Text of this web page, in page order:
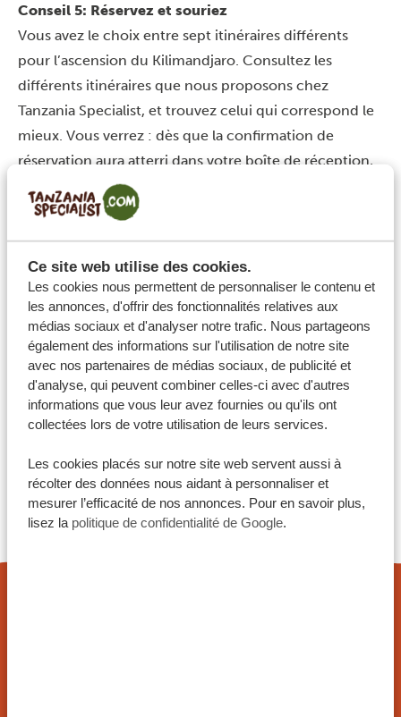
Ce site web utilise des cookies.
Les cookies nous permettent de personnaliser le contenu et
les annonces, d'offrir des fonctionnalités relatives aux
médias sociaux et d'analyser notre trafic. Nous partageons
également des informations sur l'utilisation de notre site
avec nos partenaires de médias sociaux, de publicité et
d'analyse, qui peuvent combiner celles-ci avec d'autres
informations que vous leur avez fournies ou qu'ils ont
collectées lors de votre utilisation de leurs services.
Les cookies placés sur notre site web servent aussi à
récolter des données nous aidant à personnaliser et
mesurer l’efficacité de nos annonces. Pour en savoir plus,
lisez la politique de confidentialité de Google.
Conseil 5: Réservez et souriez
Vous avez le choix entre sept itinéraires différents
pour l’ascension du Kilimandjaro. Consultez les
différents itinéraires que nous proposons chez
Tanzania Specialist, et trouvez celui qui correspond le
mieux. Vous verrez : dès que la confirmation de
réservation aura atterri dans votre boîte de réception,
vous vous sentirez motivés comme jamais et n’aurez
qu’une envie, c’est de commencer à vous entraîner !
Partagez cet article:
FAITES DU VOYAGE DE VOS
RÊVES UNE RÉALITÉ AVEC
TANZANIA SPECIALIST
4.9/5
Basé sur4833+ avis
4.7/5